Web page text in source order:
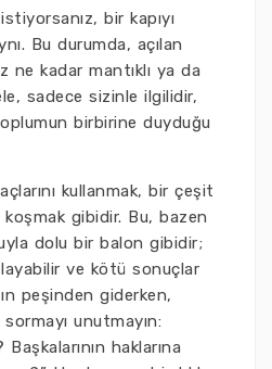
bir kapıyı
Bu durumda, açılan
ne kadar mantıklı ya da
sadece sizinle ilgilidir,
birbirine duyduğu
kullanmak, bir çeşit
gibidir. Bu, bazen
dolu bir balon gibidir;
ve kötü sonuçlar
peşinden giderken,
unutmayın:
haklarına